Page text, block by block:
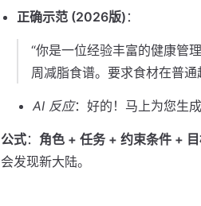
正确示范 (2026版) ：
“你是一位经验丰富的健康管
周减脂食谱。要求食材在普
AI 反应：好的！马上为您生
公式： 角色 + 任务 + 约束条件 +
会发现新大陆。